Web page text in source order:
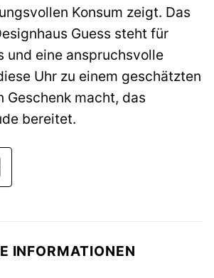
Konsum zeigt. Das
Guess steht für
und eine anspruchsvolle
Uhr zu einem geschätzten
Geschenk macht, das
bereitet.
INFORMATIONEN